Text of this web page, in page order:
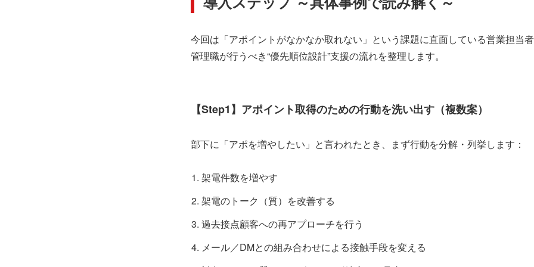
今回は「アポイントがなかなか取れない」という課題に直面している営業担当
管理職が行うべき“優先順位設計”支援の流れを整理します。
【Step1】アポイント取得のための行動を洗い出す（複数案）
部下に「アポを増やしたい」と言われたとき、まず行動を分解・列挙します：
架電件数を増やす
架電のトーク（質）を改善する
過去接点顧客への再アプローチを行う
メール／DMとの組み合わせによる接触手段を変える